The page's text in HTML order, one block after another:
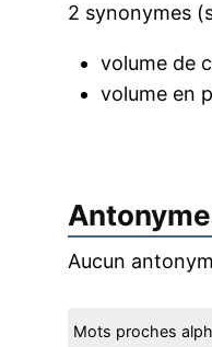
2 synonymes
volume de
volume en
Aucun
Mots proches